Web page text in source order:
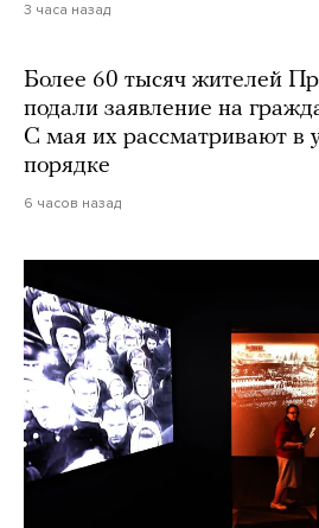
3 часа назад
Более 60 тысяч жителей
подали заявление на
С мая их рассматривают в
порядке
6 часов назад